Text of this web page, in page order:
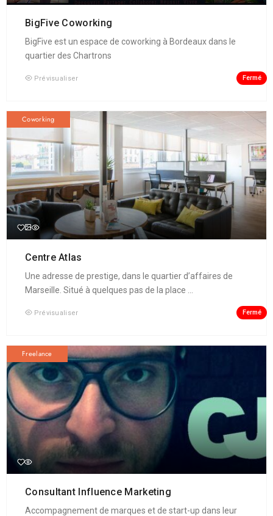
BigFive Coworking
BigFive est un espace de coworking à Bordeaux dans le
quartier des Chartrons
Prévisualiser Fermé
Coworking
Centre Atlas
Une adresse de prestige, dans le quartier d’affaires de
Marseille. Situé à quelques pas de la place ...
Prévisualiser Fermé
Freelance
Consultant Influence Marketing
Accompagnement de marques et de start-up dans leur